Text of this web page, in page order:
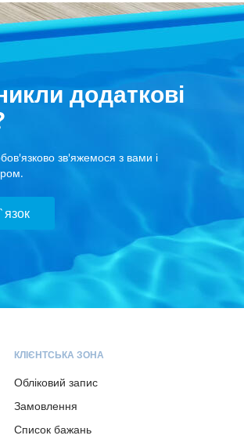
додаткові
зв'яжемося з вами і
КЛІЄНТСЬКА ЗОНА
Обліковий запис
Замовлення
Список бажань